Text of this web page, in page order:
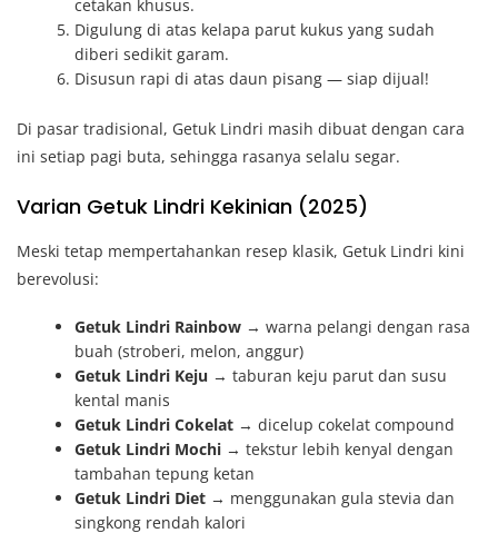
cetakan khusus.
Digulung di atas kelapa parut kukus yang sudah
diberi sedikit garam.
Disusun rapi di atas daun pisang — siap dijual!
Di pasar tradisional, Getuk Lindri masih dibuat dengan cara
ini setiap pagi buta, sehingga rasanya selalu segar.
Varian Getuk Lindri Kekinian (2025)
Meski tetap mempertahankan resep klasik, Getuk Lindri kini
berevolusi:
Getuk Lindri Rainbow → warna pelangi dengan rasa
buah (stroberi, melon, anggur)
Getuk Lindri Keju → taburan keju parut dan susu
kental manis
Getuk Lindri Cokelat → dicelup cokelat compound
Getuk Lindri Mochi → tekstur lebih kenyal dengan
tambahan tepung ketan
Getuk Lindri Diet → menggunakan gula stevia dan
singkong rendah kalori